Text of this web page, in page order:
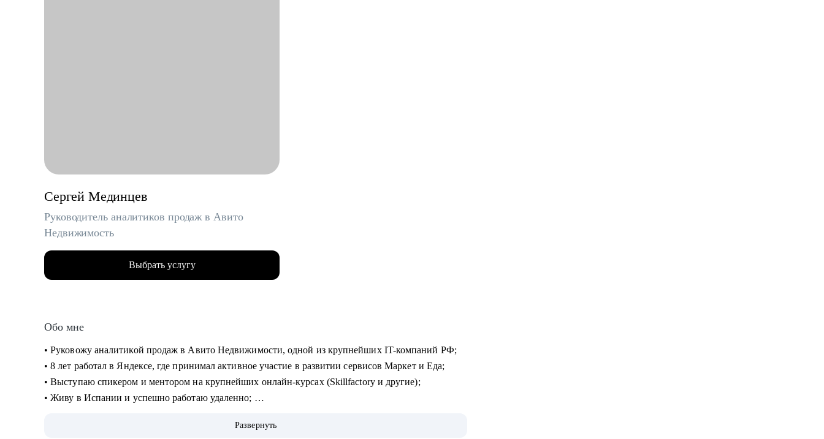
Сергей Мединцев
Руководитель аналитиков продаж в Авито
Недвижимость
Выбрать услугу
Обо мне
• Руковожу аналитикой продаж в Авито Недвижимости, одной из крупнейших IT-компаний РФ;
• 8 лет работал в Яндексе, где принимал активное участие в развитии сервисов Маркет и Еда;
• Выступаю спикером и ментором на крупнейших онлайн-курсах (Skillfactory и другие);
• Живу в Испании и успешно работаю удаленно;
Развернуть